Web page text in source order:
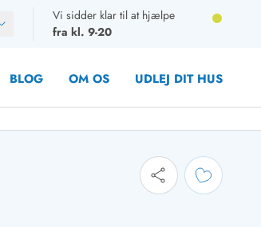
Vi sidder klar til at hjælpe
fra kl. 9-20
BLOG OM OS UDLEJ DIT HUS